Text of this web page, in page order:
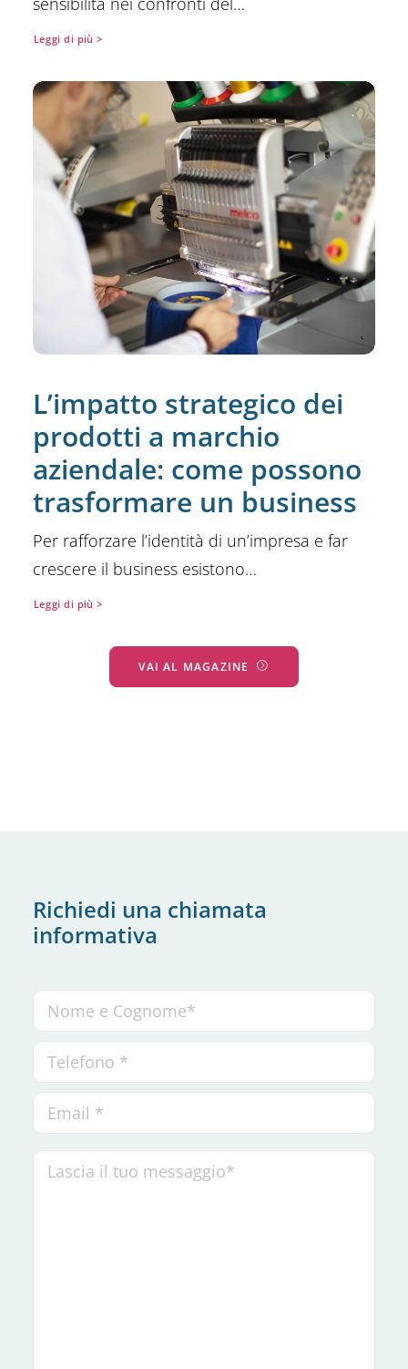
Leggi di più >
⁠L’impatto strategico dei
prodotti a marchio
aziendale: come possono
trasformare un business
Per rafforzare l’identità di un’impresa e far
crescere il business esistono…
Leggi di più >
VAI AL MAGAZINE
Richiedi una chiamata
informativa